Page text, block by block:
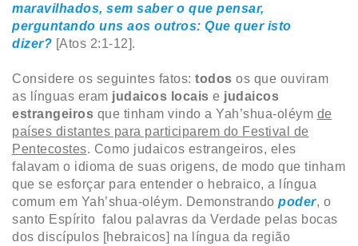
maravilhados, sem saber o que pensar,
perguntando uns aos outros: Que quer isto
dizer? [Atos 2:1-12].
Considere os seguintes fatos: todos os que ouviram
as línguas eram judaicos locais e judaicos
estrangeiros que tinham vindo a Yah’shua-oléym de
países distantes para participarem do Festival de
Pentecostes. Como judaicos estrangeiros, eles
falavam o idioma de suas origens, de modo que tinham
que se esforçar para entender o hebraico, a língua
comum em Yah’shua-oléym. Demonstrando poder, o
santo Espírito falou palavras da Verdade pelas bocas
dos discípulos [hebraicos] na língua da região